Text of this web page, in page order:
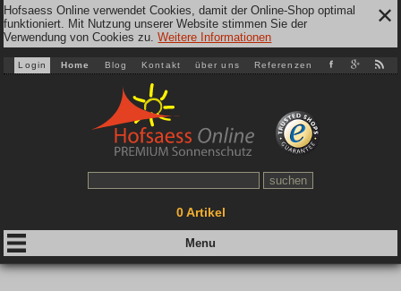
Hofsaess Online verwendet Cookies, damit der Online-Shop optimal
funktioniert. Mit Nutzung unserer Website stimmen Sie der
Verwendung von Cookies zu.Weitere Informationen
✕
Login Home Blog Kontakt über uns Referenzen
0Artikel